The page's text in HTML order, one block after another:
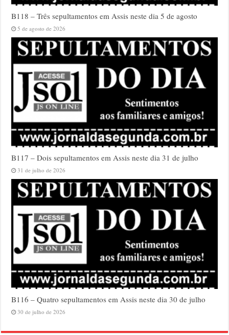
B118 – Três sepultamentos em Assis neste dia 5 de agosto
5 de agosto de 2026
B117 – Dois sepultamentos em Assis neste dia 31 de julho
31 de julho de 2026
B116 – Quatro sepultamentos em Assis neste dia 30 de julho
30 de julho de 2026